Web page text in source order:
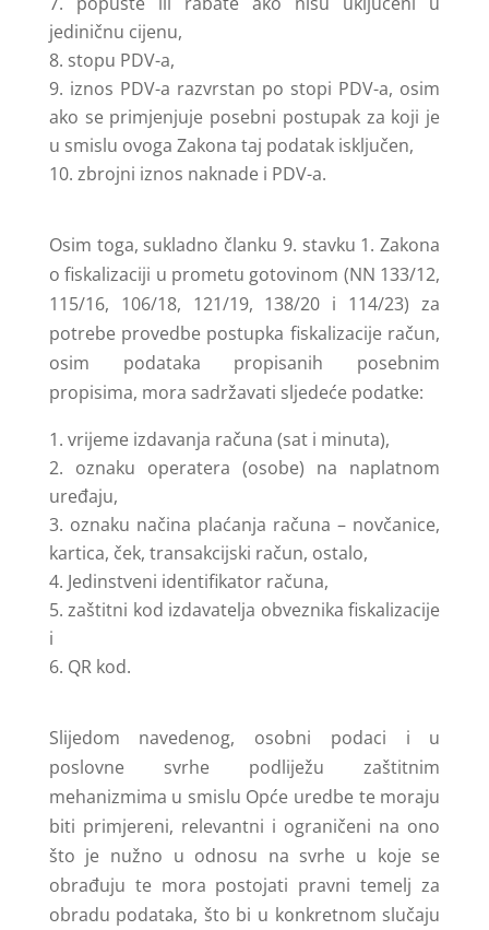
jediničnu cijenu,
stopu PDV-a,
iznos PDV-a razvrstan po stopi PDV-a, osim
ako se primjenjuje posebni postupak za koji je
u smislu ovoga Zakona taj podatak isključen,
zbrojni iznos naknade i PDV-a.
Osim toga, sukladno članku 9. stavku 1. Zakona
o fiskalizaciji u prometu gotovinom (NN 133/12,
115/16, 106/18, 121/19, 138/20 i 114/23) za
potrebe provedbe postupka fiskalizacije račun,
osim podataka propisanih posebnim
propisima, mora sadržavati sljedeće podatke:
vrijeme izdavanja računa (sat i minuta),
oznaku operatera (osobe) na naplatnom
uređaju,
oznaku načina plaćanja računa – novčanice,
kartica, ček, transakcijski račun, ostalo,
Jedinstveni identifikator računa,
zaštitni kod izdavatelja obveznika fiskalizacije
i
QR kod.
Slijedom navedenog, osobni podaci i u
poslovne svrhe podliježu zaštitnim
mehanizmima u smislu Opće uredbe te moraju
biti primjereni, relevantni i ograničeni na ono
što je nužno u odnosu na svrhe u koje se
obrađuju te mora postojati pravni temelj za
obradu podataka, što bi u konkretnom slučaju